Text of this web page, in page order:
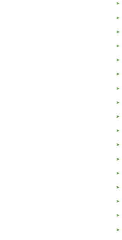
►
►
►
►
►
►
►
►
►
►
►
►
►
►
►
►
►